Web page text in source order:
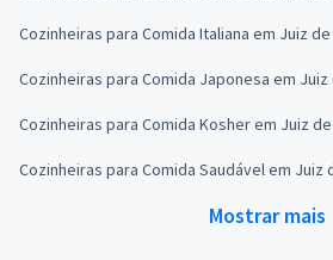
Cozinheiras para Comida Italiana em Juiz de
Cozinheiras para Comida Japonesa em Juiz
Cozinheiras para Comida Kosher em Juiz
Cozinheiras para Comida Saudável em Juiz
Mostrar mais